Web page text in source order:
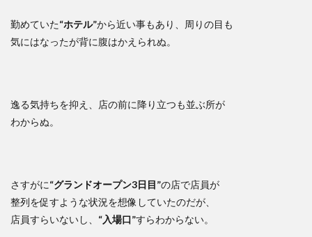
勤めていた“ホテル”から近い事もあり、周りの目も
気にはなったが背に腹はかえられぬ。
逸る気持ちを抑え、店の前に降り立つも並ぶ所が
わからぬ。
さすがに“グランドオープン3日目”の店で店員が
整列を促すような状況を想像していたのだが、
店員すらいないし、 “入場口”すらわからない。